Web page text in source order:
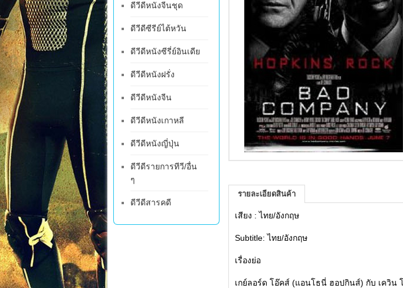
ดีวีดีหนังจีนชุด
ดีวีดีซีรีย์ไต้หวัน
ดีวีดีหนังซีรี่ย์อินเดีย
ดีวีดีหนังฝรั่ง
ดีวีดีหนังจีน
ดีวีดีหนังเกาหลี
ดีวีดีหนังญี่ปุ่น
ดีวีดีรายการทีวี/อื่น
ๆ
ดีวีดีสารคดี
รายละเอียดสินค้า
เสียง : ไทย/อังกฤษ
Subtitle: ไทย/อังกฤษ
เรื่องย่อ
เกย์ลอร์ด โอ๊คส์ (แอนโธนี่ ฮอปกินส์) กับ เควิน